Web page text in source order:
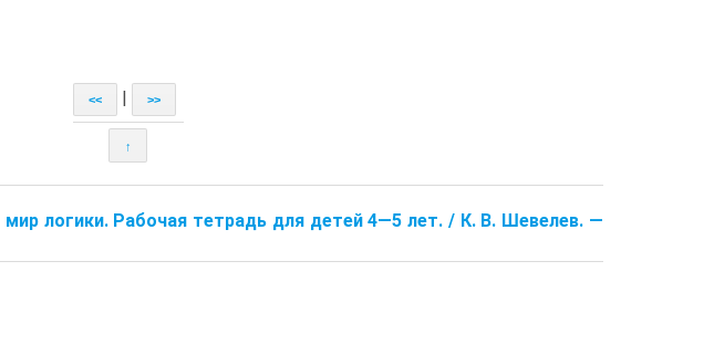
<< >>
↑
логики. Рабочая тетрадь для де­тей 4—5 лет. / К. В. Шевелев. —